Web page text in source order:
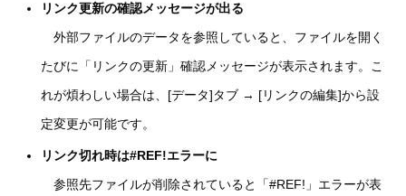
リンク更新の確認メッセージが出る
外部ファイルのデータを参照していると、ファイルを開く
たびに「リンクの更新」確認メッセージが表示されます。こ
れが煩わしい場合は、[データ]タブ → [リンクの編集]から設
定変更が可能です。
リンク切れ時は#REF!エラーに
参照先ファイルが削除されていると「#REF!」エラーが表